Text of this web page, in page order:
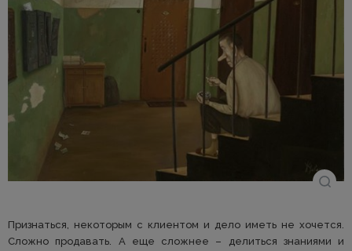
Признаться, некоторым с клиентом и дело иметь не хочется.
Сложно продавать. А еще сложнее – делиться знаниями и